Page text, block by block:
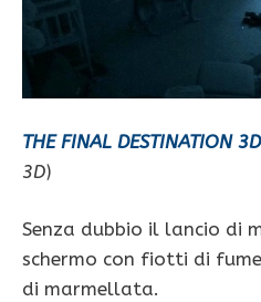
THE FINAL DESTINATION 3D
3D)
Senza dubbio il lancio di
schermo con fiotti di
di marmellata.